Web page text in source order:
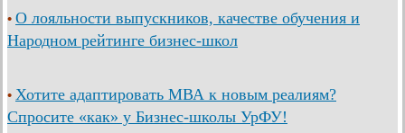
• О лояльности выпускников, качестве обучения и
Народном рейтинге бизнес-школ
• Хотите адаптировать МВА к новым реалиям?
Спросите «как» у Бизнес-школы УрФУ!